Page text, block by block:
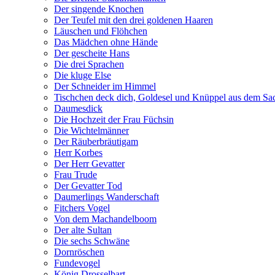
Der singende Knochen
Der Teufel mit den drei goldenen Haaren
Läuschen und Flöhchen
Das Mädchen ohne Hände
Der gescheite Hans
Die drei Sprachen
Die kluge Else
Der Schneider im Himmel
Tischchen deck dich, Goldesel und Knüppel aus dem
Daumesdick
Die Hochzeit der Frau Füchsin
Die Wichtelmänner
Der Räuberbräutigam
Herr Korbes
Der Herr Gevatter
Frau Trude
Der Gevatter Tod
Daumerlings Wanderschaft
Fitchers Vogel
Von dem Machandelboom
Der alte Sultan
Die sechs Schwäne
Dornröschen
Fundevogel